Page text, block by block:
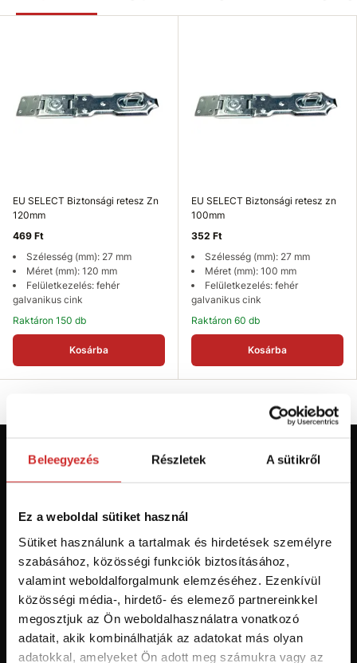
Beleegyezés Részletek A sütikről
Ez a weboldal sütiket használ
Sütiket használunk a tartalmak és hirdetések személyre
szabásához, közösségi funkciók biztosításához,
valamint weboldalforgalmunk elemzéséhez. Ezenkívül
közösségi média-, hirdető- és elemező partnereinkkel
megosztjuk az Ön weboldalhasználatra vonatkozó
adatait, akik kombinálhatják az adatokat más olyan
adatokkal, amelyeket Ön adott meg számukra vagy az
EU SELECT Biztonsági retesz Zn
120mm
469 Ft
Szélesség (mm): 27 mm
Méret (mm): 120 mm
Felületkezelés: fehér
galvanikus cink
Raktáron 150 db
Kosárba
EU SELECT Biztonsági retesz zn
100mm
352 Ft
Szélesség (mm): 27 mm
Méret (mm): 100 mm
Felületkezelés: fehér
galvanikus cink
Raktáron 60 db
Kosárba
Először jár az svx.hu-n? Regisztráljon és
szerezzen áttekintést az aktuális
Feliratkozás
Hozzájárulok a személyes adatok feldolgozásához üzleti
értesítések küldése céljából - 16 éven felüli személyek számára
ajánlott!